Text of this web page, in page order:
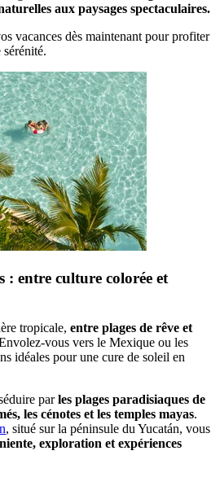
aux paysages spectaculaires.
vacances dès maintenant pour profiter
: entre culture colorée et
tropicale, entre plages de rêve et
vous vers le Mexique ou les
idéales pour une cure de soleil en
parles plages paradisiaques de
les cénotes et les temples mayas.
, situé sur la péninsule du Yucatán, vous
exploration et expériences